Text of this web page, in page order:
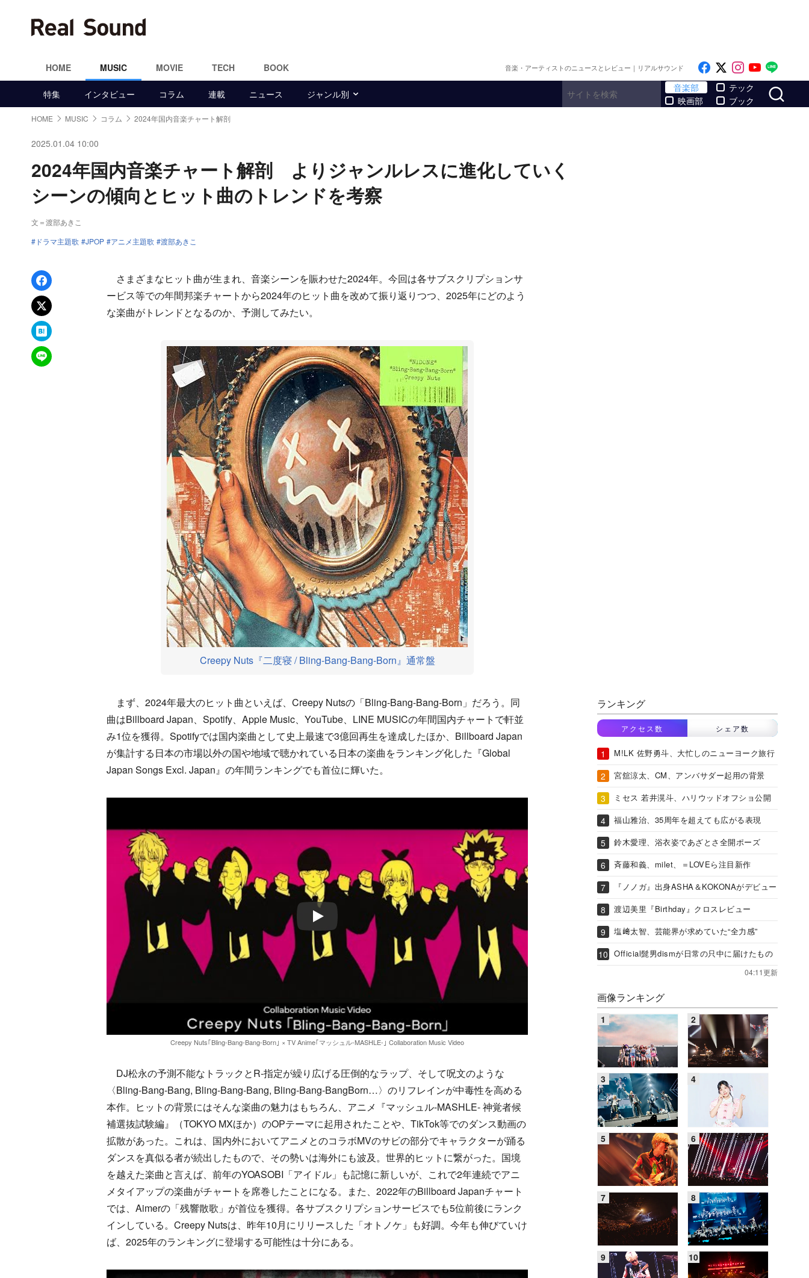
HOME MUSIC MOVIE TECH BOOK 音楽・アーティストのニュースとレビュー｜リアルサウンド Like on Facebook
Follow on x
Follow on
Follow
特集 インタビュー コラム 連載 ニュース ジャンル別
音楽部
映画部
テック
ブック
HOME MUSIC コラム 2024年国内音楽チャート解剖
2025.01.04 10:00
2024年国内音楽チャート解剖 よりジャンルレスに進化していく
シーンの傾向とヒット曲のトレンドを考察
文＝渡部あきこ
ドラマ主題歌
JPOP アニメ主題歌 渡部あきこ
Facebookでシェア
xでポスト
はてなブックマーク
LINEで送る
さまざまなヒット曲が生まれ、音楽シーンを賑わせた2024年。今回は各サブスクリプションサ
ービス等での年間邦楽チャートから2024年のヒット曲を改めて振り返りつつ、2025年にどのよう
な楽曲がトレンドとなるのか、予測してみたい。
Creepy Nuts『二度寝 / Bling-Bang-Bang-Born』通常盤
まず、2024年最大のヒット曲といえば、Creepy Nutsの「Bling-Bang-Bang-Born」だろう。同
曲はBillboard Japan、Spotify、Apple Music、YouTube、LINE MUSICの年間国内チャートで軒並
み1位を獲得。Spotifyでは国内楽曲として史上最速で3億回再生を達成したほか、Billboard Japan
が集計する日本の市場以外の国や地域で聴かれている日本の楽曲をランキング化した『Global
Japan Songs Excl. Japan』の年間ランキングでも首位に輝いた。
Creepy Nuts｢Bling-Bang-Bang-Born｣ × TV Anime｢マッシュル-MASHLE-｣ Collaboration Music Video
DJ松永の予測不能なトラックとR-指定が繰り広げる圧倒的なラップ、そして呪文のような
〈Bling-Bang-Bang, Bling-Bang-Bang, Bling-Bang-BangBorn…〉のリフレインが中毒性を高める
本作。ヒットの背景にはそんな楽曲の魅力はもちろん、アニメ『マッシュル-MASHLE- 神覚者候
補選抜試験編』（TOKYO MXほか）のOPテーマに起用されたことや、TikTok等でのダンス動画の
拡散があった。これは、国内外においてアニメとのコラボMVのサビの部分でキャラクターが踊る
ダンスを真似る者が続出したもので、その勢いは海外にも波及。世界的ヒットに繋がった。国境
を越えた楽曲と言えば、前年のYOASOBI「アイドル」も記憶に新しいが、これで2年連続でアニ
メタイアップの楽曲がチャートを席巻したことになる。また、2022年のBillboard Japanチャート
では、Aimerの「残響散歌」が首位を獲得。各サブスクリプションサービスでも5位前後にランク
インしている。Creepy Nutsは、昨年10月にリリースした「オトノケ」も好調。今年も伸びていけ
ば、2025年のランキングに登場する可能性は十分にある。
ランキング
アクセス数 シェア数
M!LK 佐野勇斗、大忙しのニューヨーク旅行
宮舘涼太、CM、アンバサダー起用の背景
ミセス 若井滉斗、ハリウッドオフショ公開
福山雅治、35周年を超えても広がる表現
鈴木愛理、浴衣姿であざとさ全開ポーズ
斉藤和義、milet、＝LOVEら注目新作
『ノノガ』出身ASHA＆KOKONAがデビュー
渡辺美里『Birthday』クロスレビュー
塩﨑太智、芸能界が求めていた“全力感”
Official髭男dismが日常の只中に届けたもの
04:11更新
画像ランキング